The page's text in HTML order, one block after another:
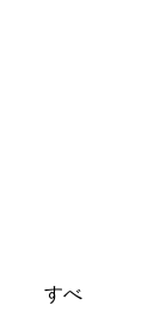
すべ